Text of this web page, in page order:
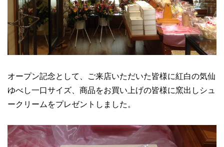
オープン記念として、ご来店いただいた皆様に紅白の気仙
ゆべし一口サイズ、商品をお買い上げの皆様に窯出しシュ
ークリームをプレゼントしました。